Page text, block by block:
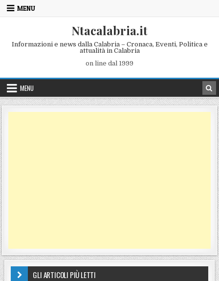
Skip to content
MENU
Ntacalabria.it
Informazioni e news dalla Calabria – Cronaca, Eventi, Politica e
attualità in Calabria
on line dal 1999
MENU
GLI ARTICOLI PIÙ LETTI